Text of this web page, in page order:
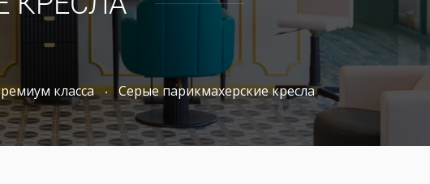
класса Серые парикмахерские кресла